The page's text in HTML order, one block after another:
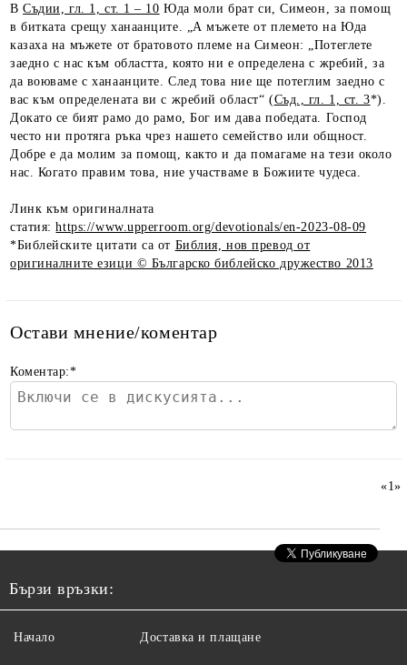
ВСъдии, гл. 1, ст. 1 – 10 Юда моли брат си, Симеон, за помощ
в битката срещу ханаанците. „А мъжете от племето на Юда
казаха на мъжете от братовото племе на Симеон: „Потеглете
заедно с нас към областта, която ни е определена с жребий, за
да воюваме с ханаанците. След това ние ще потеглим заедно с
вас към определената ви с жребий област“ (Съд., гл. 1, ст. 3*).
Докато се бият рамо до рамо, Бог им дава победата. Господ
често ни протяга ръка чрез нашето семейство или общност.
Добре е да молим за помощ, както и да помагаме на тези около
нас. Когато правим това, ние участваме в Божиите чудеса.
Линк към оригиналната
статия:https://www.upperroom.org/devotionals/en-2023-08-09
*Библейските цитати са от Библия, нов превод от
оригиналните езици © Българско библейско дружество 2013
Остави мнение/коментар
Коментар:*
«1»
Бързи връзки:
Начало Доставка и плащане